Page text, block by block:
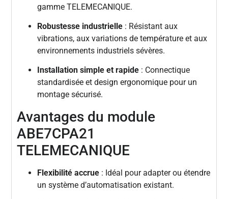
gamme TELEMECANIQUE.
Robustesse industrielle : Résistant aux
vibrations, aux variations de température et aux
environnements industriels sévères.
Installation simple et rapide : Connectique
standardisée et design ergonomique pour un
montage sécurisé.
Avantages du module
ABE7CPA21
TELEMECANIQUE
Flexibilité accrue : Idéal pour adapter ou étendre
un système d’automatisation existant.